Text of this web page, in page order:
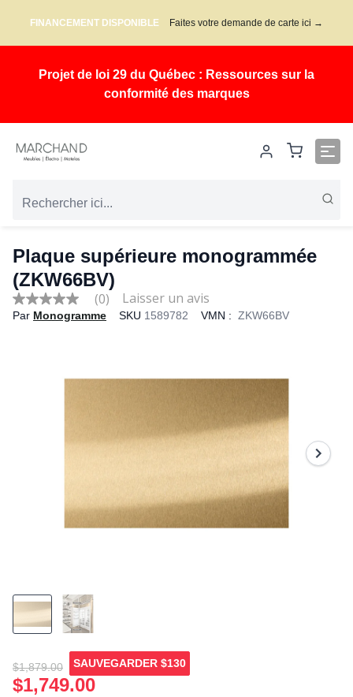
FINANCEMENT DISPONIBLE Faites votre demande de carte ici →
Projet de loi 29 du Québec : Ressources sur la
conformité des marques
Plaque supérieure monogrammée
(ZKW66BV)
No
rating
(0)
Par Monogramme SKU 1589782 VMN : ZKW66BV
$1,879.00 SAUVEGARDER $130
$1,749.00